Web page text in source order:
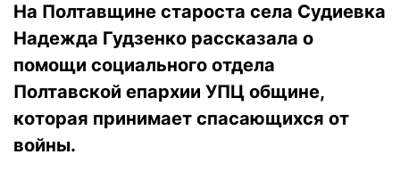
На Полтавщине староста села Судиевка
Надежда Гудзенко рассказала о
помощи социального отдела
Полтавской епархии УПЦ общине,
которая принимает спасающихся от
войны.